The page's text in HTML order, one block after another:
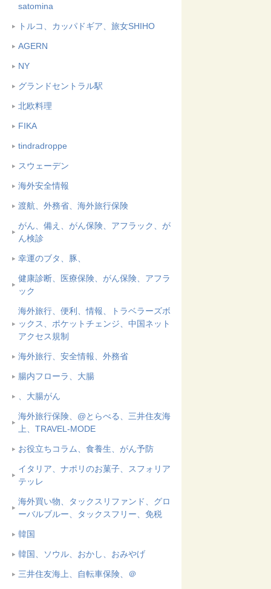
satomina
トルコ、カッパドギア、旅女SHIHO
AGERN
NY
グランドセントラル駅
北欧料理
FIKA
tindradroppe
スウェーデン
海外安全情報
渡航、外務省、海外旅行保険
がん、備え、がん保険、アフラック、が
ん検診
幸運のブタ、豚、
健康診断、医療保険、がん保険、アフラ
ック
海外旅行、便利、情報、トラベラーズボ
ックス、ポケットチェンジ、中国ネット
アクセス規制
海外旅行、安全情報、外務省
腸内フローラ、大腸
、大腸がん
海外旅行保険、@とらべる、三井住友海
上、TRAVEL-MODE
お役立ちコラム、食養生、がん予防
イタリア、ナポリのお菓子、スフォリア
テッレ
海外買い物、タックスリファンド、グロ
ーバルブルー、タックスフリー、免税
韓国
韓国、ソウル、おかし、おみやげ
三井住友海上、自転車保険、＠